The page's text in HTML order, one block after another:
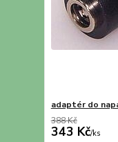
adaptér do
388 Kč
343 Kč/ks